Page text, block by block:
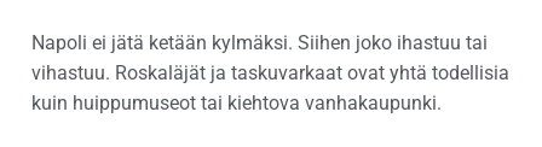
Napoli ei jätä ketään kylmäksi. Siihen joko ihastuu tai
vihastuu. Roskaläjät ja taskuvarkaat ovat yhtä todellisia
kuin huippumuseot tai kiehtova vanhakaupunki.